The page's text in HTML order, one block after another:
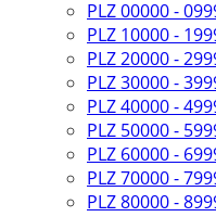
PLZ 00000 -
PLZ 10000 -
PLZ 20000 -
PLZ 30000 -
PLZ 40000 -
PLZ 50000 -
PLZ 60000 -
PLZ 70000 -
PLZ 80000 -